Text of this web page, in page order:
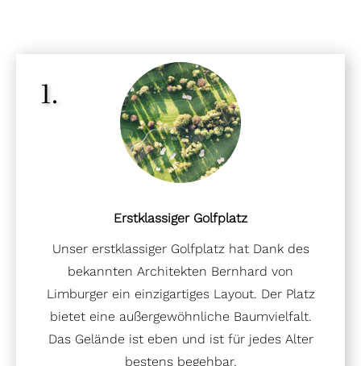
1.
Erstklassiger Golfplatz
Unser erstklassiger Golfplatz hat Dank des
bekannten Architekten Bernhard von
Limburger ein einzigartiges Layout. Der Platz
bietet eine außergewöhnliche Baumvielfalt.
Das Gelände ist eben und ist für jedes Alter
bestens begehbar.